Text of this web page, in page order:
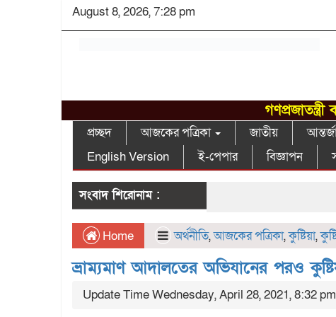
August 8, 2026, 7:28 pm
প্রচ্ছদ আজকের পত্রিকা জাতীয়
English Version
ই-পেপার বিজ্ঞাপন
সংবাদ শিরোনাম :
Home অর্থনীতি,আজকের পত্রিকা,কুষ্টিয়া,
ভ্রাম্যমাণ আদালতের অভিযানের পরও
Update Time Wednesday, April 28, 2021, 8:32 pm